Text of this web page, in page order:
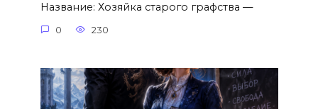
Название: Хозяйка старого графства —
0 230